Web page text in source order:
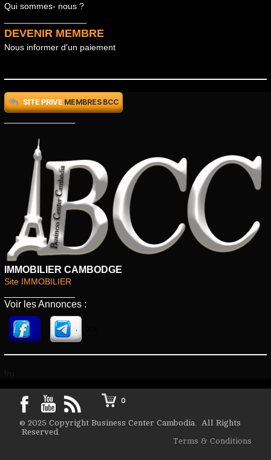
Qui sommes- nous ?
DEVENIR MEMBRE
Nous informer d'un paiement
SITE PRIVE MEMBRES BCC
IMMOBILIER CAMBODGE
Site IMMOBILIER
Voir les Annonces :
. .
0
© 2025 Copyright Business Center Cambodia. All Rights
Reserved.
Terms & Conditions